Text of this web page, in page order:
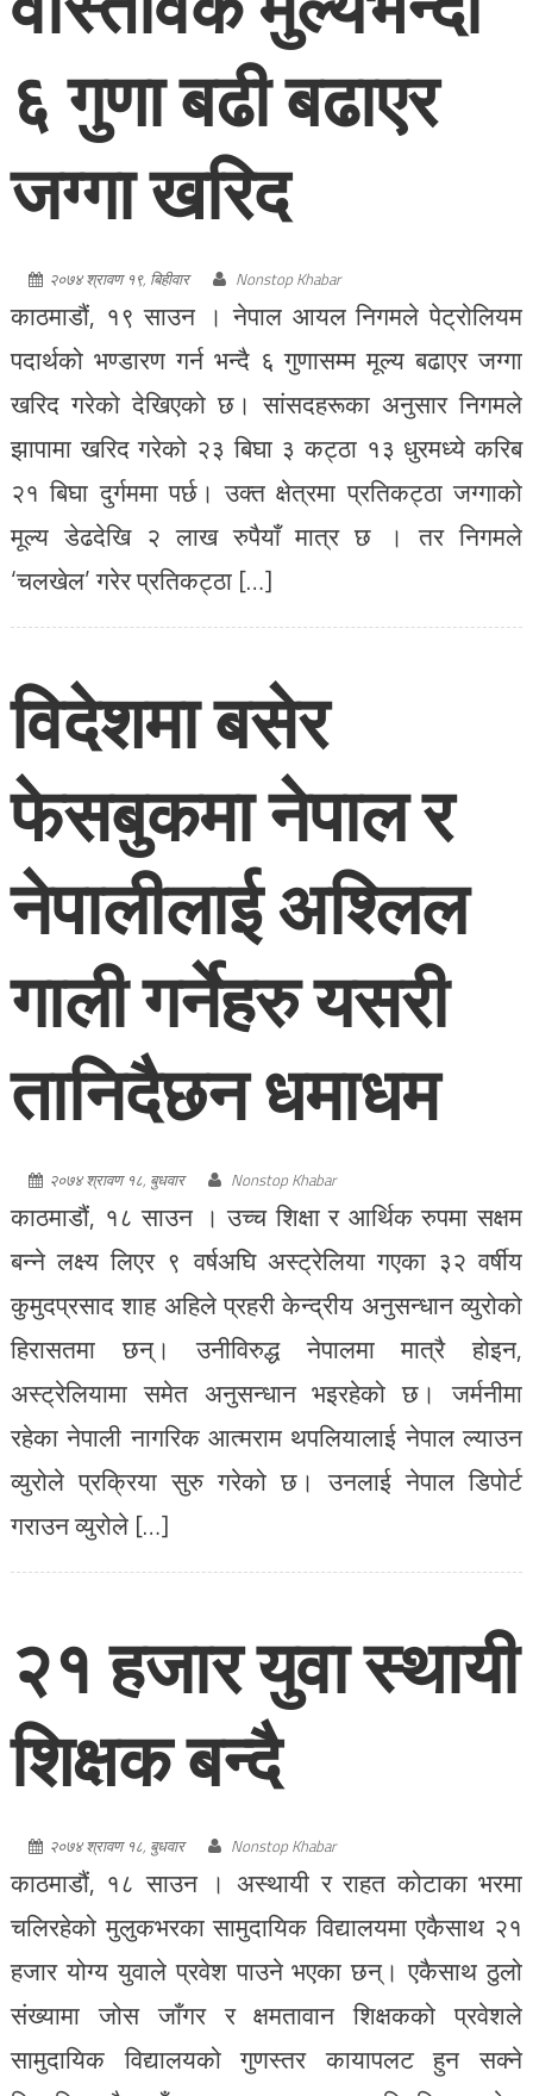
६ गुणा बढी बढाएर
जग्गा खरिद
२०७४ श्रावण १९, बिहीवार Nonstop Khabar
काठमाडौं, १९ साउन । नेपाल आयल निगमले पेट्रोलियम
पदार्थको भण्डारण गर्न भन्दै ६ गुणासम्म मूल्य बढाएर जग्गा
खरिद गरेको देखिएको छ। सांसदहरूका अनुसार निगमले
झापामा खरिद गरेको २३ बिघा ३ कट्ठा १३ धुरमध्ये करिब
२१ बिघा दुर्गममा पर्छ। उक्त क्षेत्रमा प्रतिकट्ठा जग्गाको
मूल्य डेढदेखि २ लाख रुपैयाँ मात्र छ । तर निगमले
‘चलखेल’ गरेर प्रतिकट्ठा […]
विदेशमा बसेर
फेसबुकमा नेपाल र
नेपालीलाई अश्लिल
गाली गर्नेहरु यसरी
तानिदैछन धमाधम
२०७४ श्रावण १८, बुधवार Nonstop Khabar
काठमाडौं, १८ साउन । उच्च शिक्षा र आर्थिक रुपमा सक्षम
बन्ने लक्ष्य लिएर ९ वर्षअघि अस्ट्रेलिया गएका ३२ वर्षीय
कुमुदप्रसाद शाह अहिले प्रहरी केन्द्रीय अनुसन्धान व्युरोको
हिरासतमा छन्। उनीविरुद्ध नेपालमा मात्रै होइन,
अस्ट्रेलियामा समेत अनुसन्धान भइरहेको छ। जर्मनीमा
रहेका नेपाली नागरिक आत्मराम थपलियालाई नेपाल ल्याउन
व्युरोले प्रक्रिया सुरु गरेको छ। उनलाई नेपाल डिपोर्ट
गराउन व्युरोले […]
२१ हजार युवा स्थायी
शिक्षक बन्दै
२०७४ श्रावण १८, बुधवार Nonstop Khabar
काठमाडौं, १८ साउन । अस्थायी र राहत कोटाका भरमा
चलिरहेको मुलुकभरका सामुदायिक विद्यालयमा एकैसाथ २१
हजार योग्य युवाले प्रवेश पाउने भएका छन्। एकैसाथ ठुलो
संख्यामा जोस जाँगर र क्षमतावान शिक्षकको प्रवेशले
सामुदायिक विद्यालयको गुणस्तर कायापलट हुन सक्ने